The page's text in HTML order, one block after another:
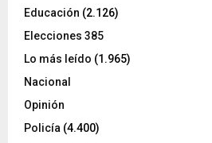
Educación (2.126)
Elecciones 385
Lo más leído (1.965)
Nacional
Opinión
Policía (4.400)